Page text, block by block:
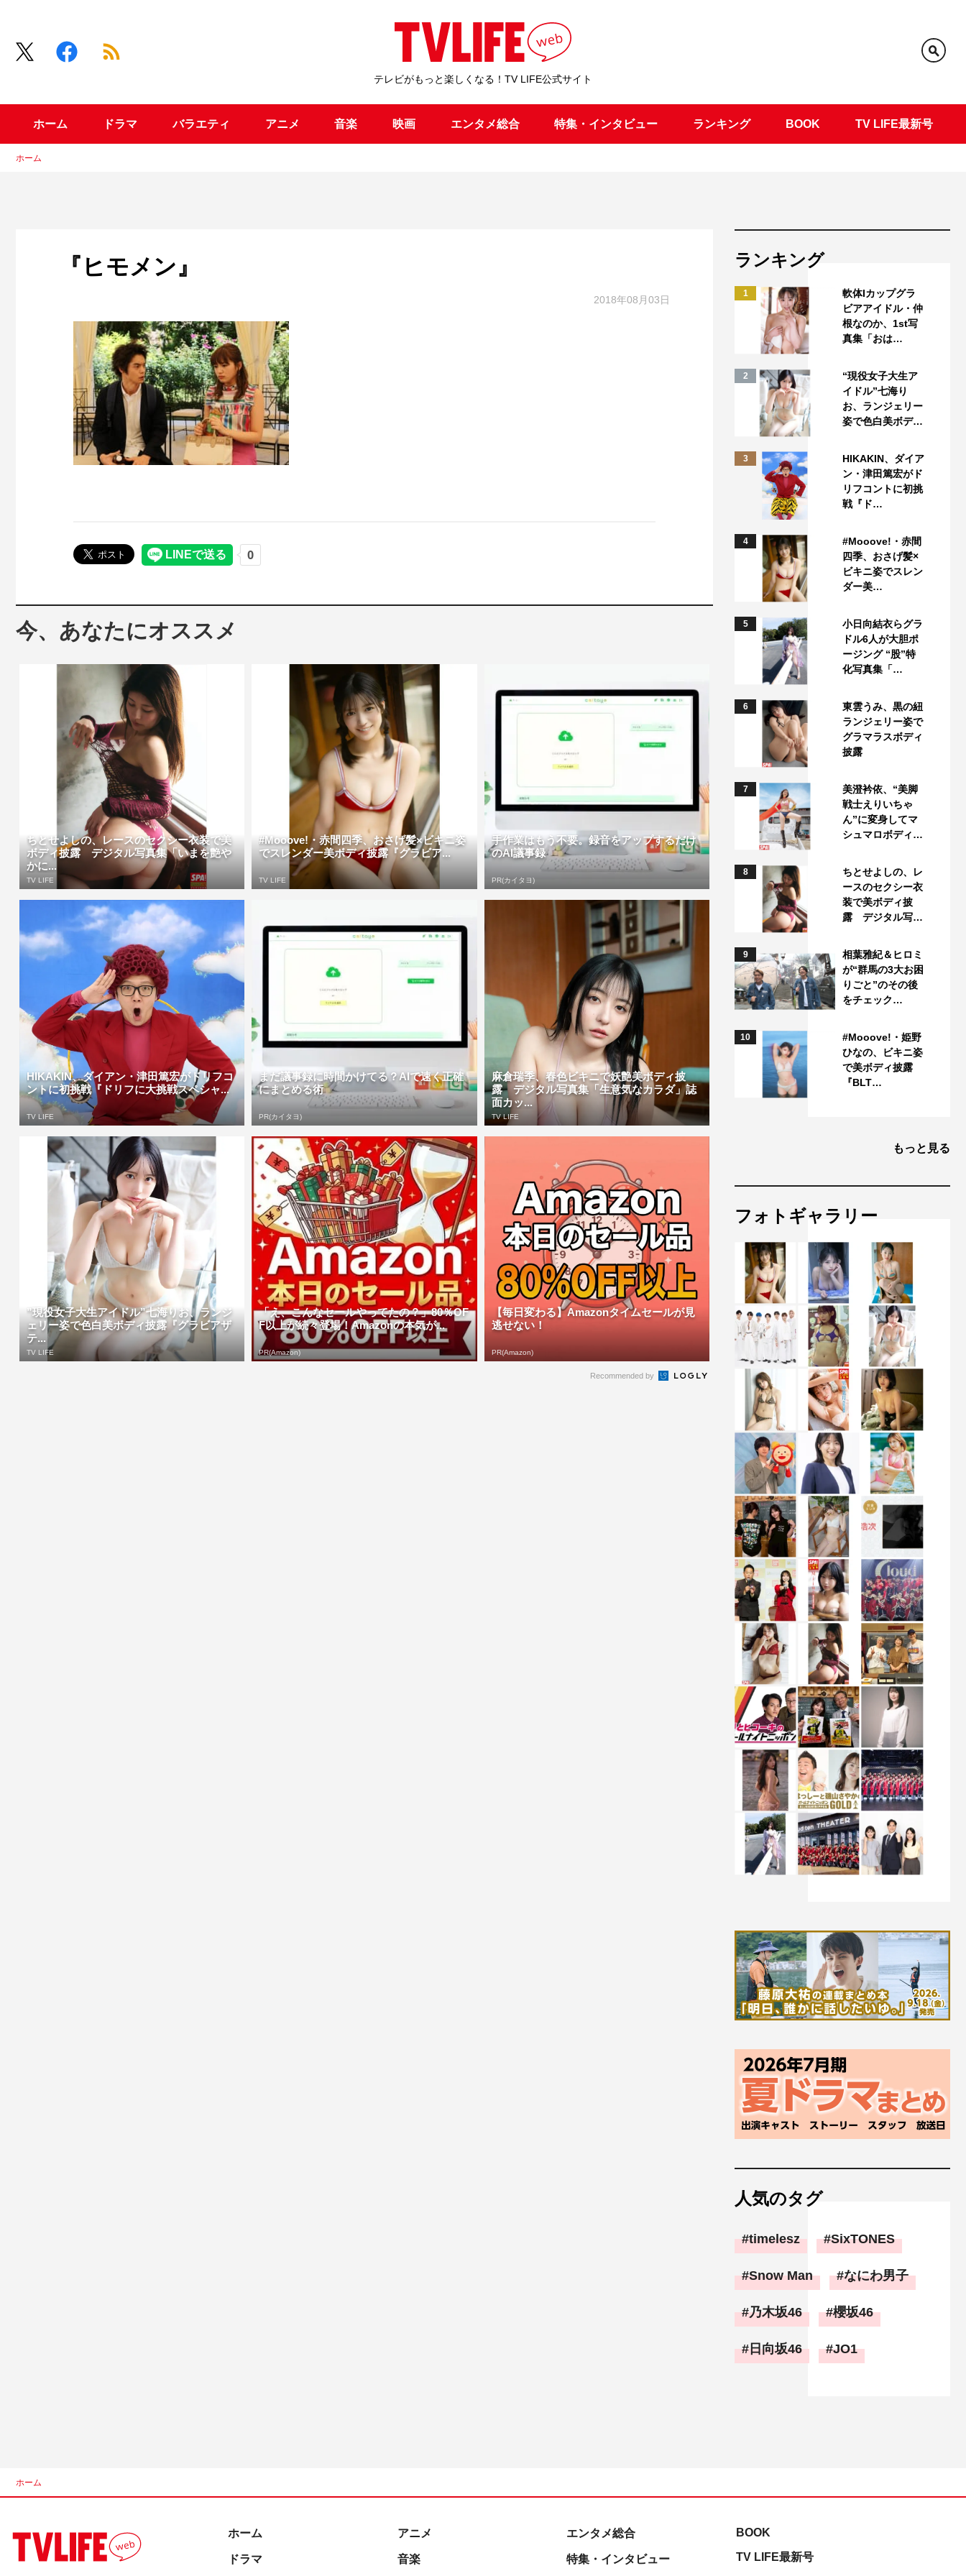
テレビがもっと楽しくなる！TV LIFE公式サイト
ホーム ドラマ バラエティ アニメ 音楽 映画 エンタメ総合 特集・インタビュー ランキング BOOK TV LIFE最新号
ホーム
『ヒモメン』
2018年08月03日
今、あなたにオススメ
ちとせよしの、レースのセクシー衣装で美
ボディ披露 デジタル写真集「いまを艶や
かに...
TV LIFE
#Mooove!・赤間四季、おさげ髪×ビキニ姿
でスレンダー美ボディ披露『グラビア...
TV LIFE
手作業はもう不要。録音をアップするだけ
のAI議事録
PR(カイタヨ)
HIKAKIN、ダイアン・津田篤宏がドリフコ
ントに初挑戦『ドリフに大挑戦スペシャ...
TV LIFE
まだ議事録に時間かけてる？AIで速く正確
にまとめる術
PR(カイタヨ)
麻倉瑞季、春色ビキニで妖艶美ボディ披
露 デジタル写真集「生意気なカラダ」誌
面カッ...
TV LIFE
”現役女子大生アイドル”七海りお、ランジ
ェリー姿で色白美ボディ披露『グラビアザ
テ...
TV LIFE
「え、こんなセールやってたの？」80％OF
F以上が続々登場！Amazonの本気が...
PR(Amazon)
【毎日変わる】Amazonタイムセールが見
逃せない！
PR(Amazon)
Recommended by
ランキング
1
軟体Iカップグラ
ビアアイドル・仲
根なのか、1st写
真集「おは…
2
“現役女子大生ア
イドル”七海り
お、ランジェリー
姿で色白美ボデ…
3
HIKAKIN、ダイア
ン・津田篤宏がド
リフコントに初挑
戦『ド…
4
#Mooove!・赤間
四季、おさげ髪×
ビキニ姿でスレン
ダー美…
5
小日向結衣らグラ
ドル6人が大胆ポ
ージング “股”特
化写真集「…
6
東雲うみ、黒の紐
ランジェリー姿で
グラマラスボディ
披露
7
美澄衿依、“美脚
戦士えりいちゃ
ん”に変身してマ
シュマロボディ…
8
ちとせよしの、レ
ースのセクシー衣
装で美ボディ披
露 デジタル写…
9
相葉雅紀＆ヒロミ
が“群馬の3大お困
りごと”のその後
をチェック…
10
#Mooove!・姫野
ひなの、ビキニ姿
で美ボディ披露
『BLT…
もっと見る
フォトギャラリー
人気のタグ
timelesz SixTONES
Snow Man なにわ男子
乃木坂46 櫻坂46
日向坂46 JO1
ホーム
ホーム
ドラマ
アニメ
音楽
エンタメ総合
特集・インタビュー
BOOK
TV LIFE最新号